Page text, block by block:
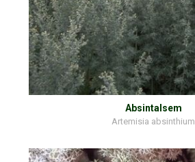
Absintalsem
Artemisia absinthium